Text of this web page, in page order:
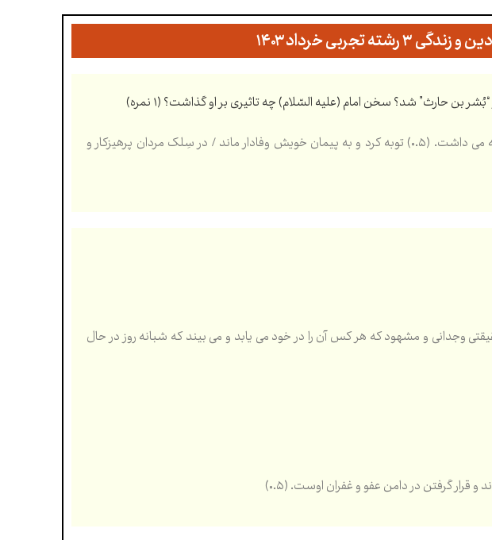
تجربی خرداد ۱۴۰۳
؟ سخن امام (علیه السّلام) چه تاثیری بر او گذاشت؟ (۱ نمره)
: اگر بنده می بود، بندگی می کرد و حرمت صاحب خود را نگه می داشت. (۰.۵) توبه کرد و به پیمان خویش وفادار ماند / در سِلک مردان پرهیزکار و
وجدانی و مشهود که هر کس آن را در خود می یابد و می بیند که شبانه روز در حال
قرار گرفتن در دامن عفو و غفران اوست. (۰.۵)